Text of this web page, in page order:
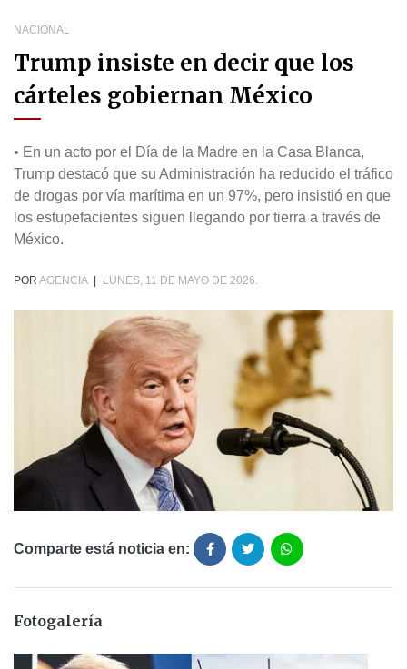
NACIONAL
Trump insiste en decir que los
cárteles gobiernan México
• En un acto por el Día de la Madre en la Casa Blanca,
Trump destacó que su Administración ha reducido el tráfico
de drogas por vía marítima en un 97%, pero insistió en que
los estupefacientes siguen llegando por tierra a través de
México.
POR AGENCIA LUNES, 11 DE MAYO DE 2026.
Comparte está noticia en:
Fotogalería